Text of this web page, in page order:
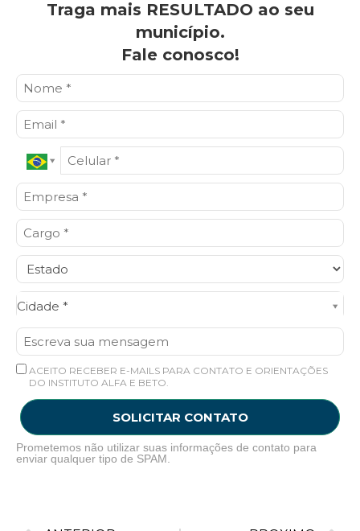
Traga mais RESULTADO ao seu
município.
Fale conosco!
Cidade *
Cidade*
ACEITO RECEBER E-MAILS PARA CONTATO E ORIENTAÇÕES
DO INSTITUTO ALFA E BETO.
SOLICITAR CONTATO
Prometemos não utilizar suas informações de contato para
enviar qualquer tipo de SPAM.